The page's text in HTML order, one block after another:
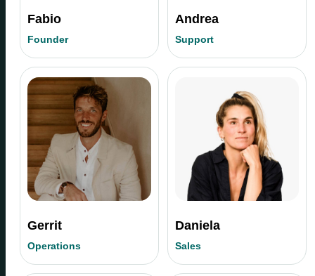
Fabio
Founder
Andrea
Support
Gerrit
Operations
Daniela
Sales